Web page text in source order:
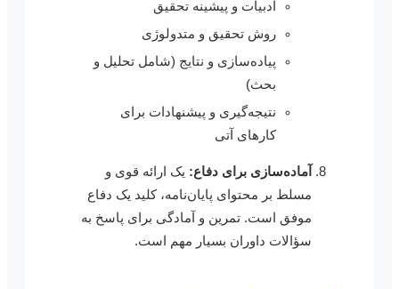
ادبیات و پیشینه تحقیق
روش تحقیق و متدولوژی
پیاده‌سازی و نتایج (شامل تحلیل و
بحث)
نتیجه‌گیری و پیشنهادات برای
کارهای آتی
آماده‌سازی برای دفاع:یک ارائه قوی و
مسلط بر محتوای پایان‌نامه، کلید یک دفاع
موفق است. تمرین و آمادگی برای پاسخ به
سؤالات داوران بسیار مهم است.